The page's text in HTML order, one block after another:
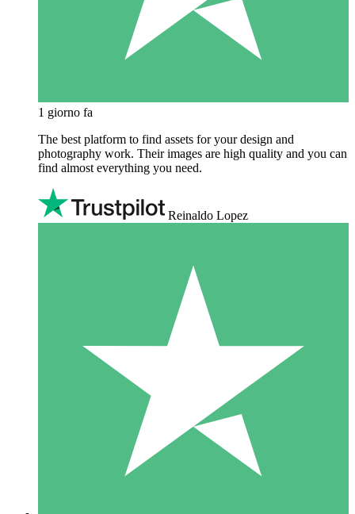
1 giorno fa
The best platform to find assets for your design and
photography work. Their images are high quality and you can
find almost everything you need.
Reinaldo Lopez